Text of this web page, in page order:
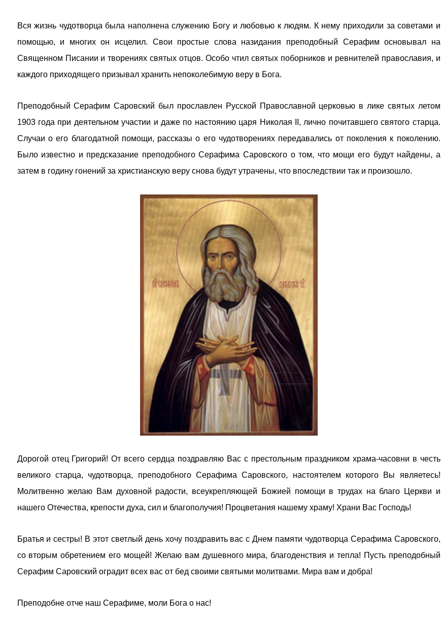
Вся жизнь чудотворца была наполнена служению Богу и любовью к людям. К нему приходили за советами и
помощью, и многих он исцелил. Свои простые слова назидания преподобный Серафим основывал на
Священном Писании и творениях святых отцов. Особо чтил святых поборников и ревнителей православия, и
каждого приходящего призывал хранить непоколебимую веру в Бога.
Преподобный Серафим Саровский был прославлен Русской Православной церковью в лике святых летом
1903 года при деятельном участии и даже по настоянию царя Николая II, лично почитавшего святого старца.
Случаи о его благодатной помощи, рассказы о его чудотворениях передавались от поколения к поколению.
Было известно и предсказание преподобного Серафима Саровского о том, что мощи его будут найдены, а
затем в годину гонений за христианскую веру снова будут утрачены, что впоследствии так и произошло.
Дорогой отец Григорий! От всего сердца поздравляю Вас с престольным праздником храма-часовни в честь
великого старца, чудотворца, преподобного Серафима Саровского, настоятелем которого Вы являетесь!
Молитвенно желаю Вам духовной радости, всеукрепляющей Божией помощи в трудах на благо Церкви и
нашего Отечества, крепости духа, сил и благополучия! Процветания нашему храму! Храни Вас Господь!
Братья и сестры! В этот светлый день хочу поздравить вас с Днем памяти чудотворца Серафима Саровского,
со вторым обретением его мощей! Желаю вам душевного мира, благоденствия и тепла! Пусть преподобный
Серафим Саровский оградит всех вас от бед своими святыми молитвами. Мира вам и добра!
Преподобне отче наш Серафиме, моли Бога о нас!